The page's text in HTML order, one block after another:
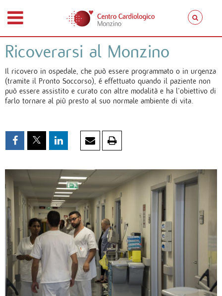
Ricoverarsi al Monzino
Il ricovero in ospedale, che può essere programmato o in urgenza
(tramite il Pronto Soccorso), é effettuato quando il paziente non
può essere assistito e curato con altre modalità e ha l’obiettivo di
farlo tornare al più presto al suo normale ambiente di vita.